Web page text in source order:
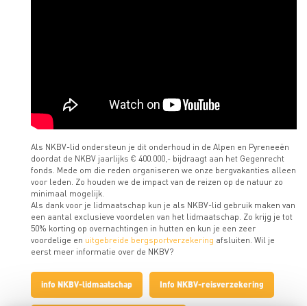
Als NKBV-lid ondersteun je dit onderhoud in de Alpen en Pyreneeën
doordat de NKBV jaarlijks € 400.000,- bijdraagt aan het Gegenrecht
fonds. Mede om die reden organiseren we onze bergvakanties alleen
voor leden. Zo houden we de impact van de reizen op de natuur zo
minimaal mogelijk.
Als dank voor je lidmaatschap kun je als NKBV-lid gebruik maken van
een aantal exclusieve voordelen van het lidmaatschap. Zo krijg je tot
50% korting op overnachtingen in hutten en kun je een zeer
voordelige en uitgebreide bergsportverzekering afsluiten. Wil je
eerst meer informatie over de NKBV?
info NKBV-lidmaatschap Info NKBV-reisverzekering